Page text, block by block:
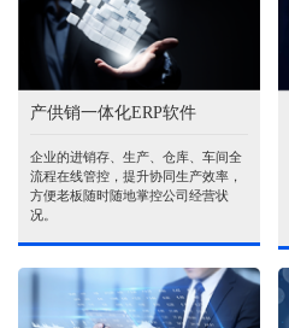
产供销一体化ERP软件
企业的进销存、生产、仓库、车间全
流程在线管控，提升协同生产效率，
方便老板随时随地掌控公司经营状
况。